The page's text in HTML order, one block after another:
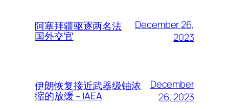
阿塞拜疆驱逐两名法
国外交官
December 26,
2023
伊朗恢复接近武器级铀浓
缩的放缓 – IAEA
December
26, 2023